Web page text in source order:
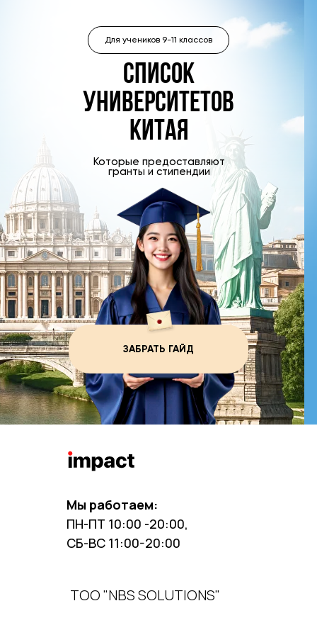
Которые предоставляют
гранты и стипендии
Список
университетов
китая
Для учеников 9-11 классов
ЗАБРАТЬ ГАЙД
Мы работаем:
ПН-ПТ 10:00 -20:00,
СБ-ВС 11:00-20:00
ТОО "NBS SOLUTIONS"